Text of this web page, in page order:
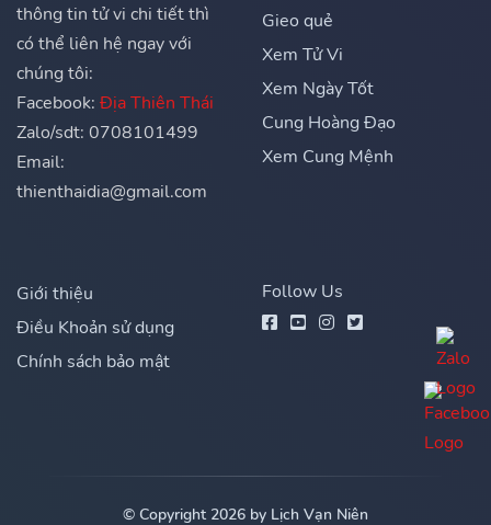
thông tin tử vi chi tiết thì
có thể liên hệ ngay với
chúng tôi:
Facebook: Địa Thiên Thái
Zalo/sdt: 0708101499
Email:
thienthaidia@gmail.com
Gieo quẻ
Xem Tử Vi
Xem Ngày Tốt
Cung Hoàng Đạo
Xem Cung Mệnh
Giới thiệu
Điều Khoản sử dụng
Chính sách bảo mật
Follow Us
© Copyright 2026 by Lịch Vạn Niên